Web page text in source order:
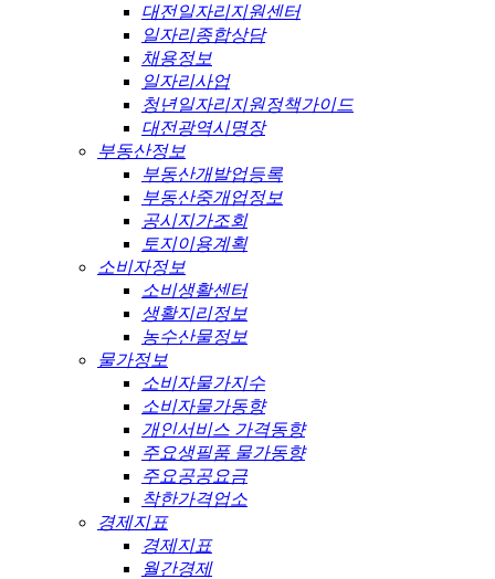
대전일자리지원센터
일자리종합상담
채용정보
일자리사업
청년일자리지원정책가이드
대전광역시명장
부동산정보
부동산개발업등록
부동산중개업정보
공시지가조회
토지이용계획
소비자정보
소비생활센터
생활지리정보
농수산물정보
물가정보
소비자물가지수
소비자물가동향
개인서비스 가격동향
주요생필품 물가동향
주요공공요금
착한가격업소
경제지표
경제지표
월간경제